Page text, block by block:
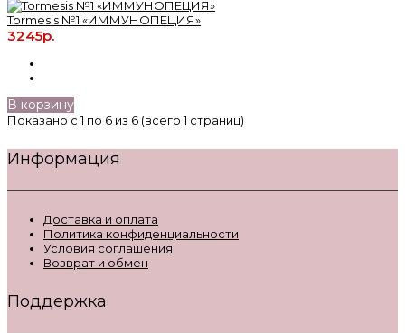
Tormesis №1 «ИММУНОПЕЦИЯ»
3245р.
В корзину
Показано с 1 по 6 из 6 (всего 1 страниц)
Информация
Доставка и оплата
Политика конфиденциальности
Условия соглашения
Возврат и обмен
Поддержка